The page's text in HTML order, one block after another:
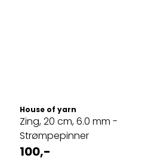
House of yarn
Zing, 20 cm, 6.0 mm -
Strømpepinner
100,-